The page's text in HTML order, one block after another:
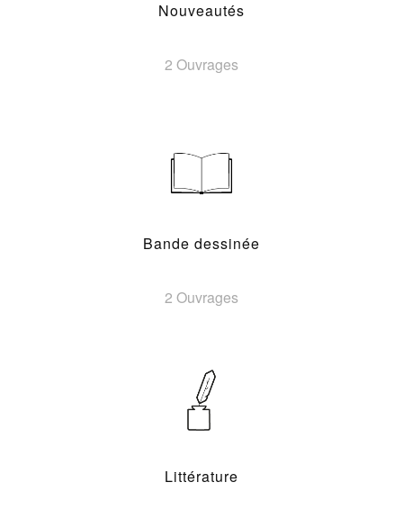
Nouveautés
2 Ouvrages
Bande dessinée
2 Ouvrages
Littérature